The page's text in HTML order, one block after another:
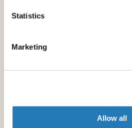
Statistics
Marketing
Allow all